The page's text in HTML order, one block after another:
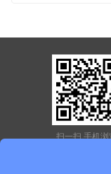
设施服务领域
认可，进一
的市场地位。
GE
技术的探索
及材料防护
扫一扫 手机浏